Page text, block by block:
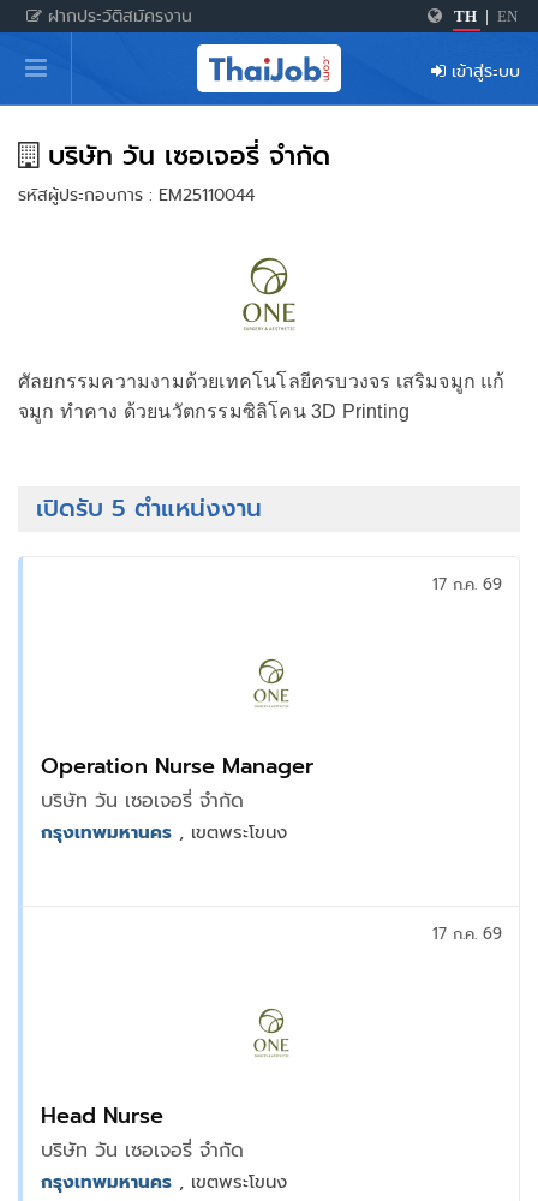
ฝากประวัติสมัครงาน TH EN
หน้าหลัก
ผู้สมัครงาน: เข้าสู่ระบบ
ฝากประวัติสมัครงาน
เกร็ดความรู้
เข้าสู่ระบบ
บริษัท วัน เซอเจอรี่ จำกัด
รหัสผู้ประกอบการ : EM25110044
ศัลยกรรมความงามด้วยเทคโนโลยีครบวงจร เสริมจมูก แก้
จมูก ทำคาง ด้วยนวัตกรรมซิลิโคน 3D Printing
เปิดรับ 5 ตำแหน่งงาน
Operation Nurse Manager
บริษัท วัน เซอเจอรี่ จำกัด
17 ก.ค. 69
กรุงเทพมหานคร , เขตพระโขนง
Head Nurse
บริษัท วัน เซอเจอรี่ จำกัด
17 ก.ค. 69
กรุงเทพมหานคร , เขตพระโขนง